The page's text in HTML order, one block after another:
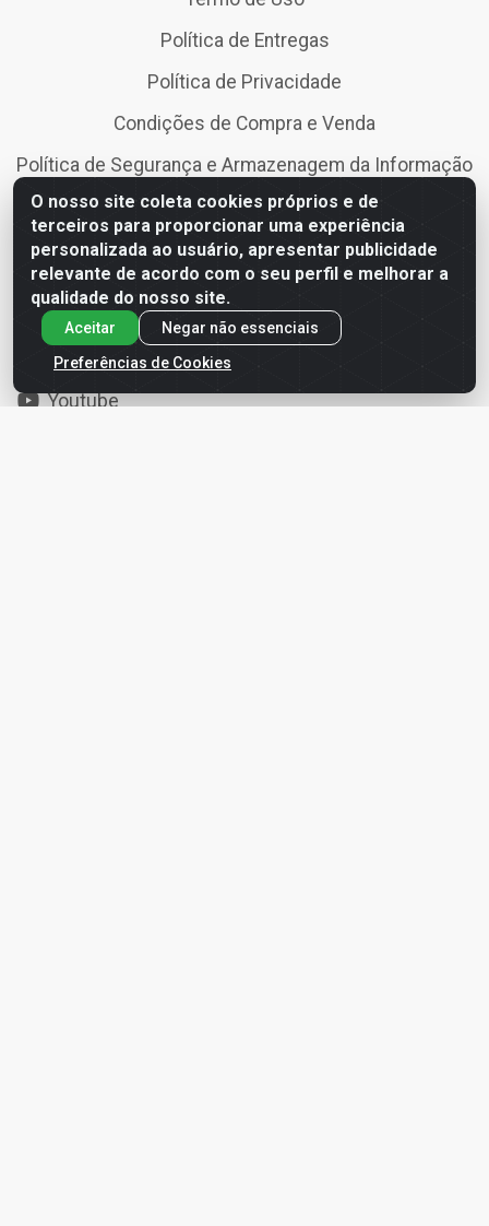
O nosso site coleta cookies próprios e de
terceiros para proporcionar uma experiência
personalizada ao usuário, apresentar publicidade
relevante de acordo com o seu perfil e melhorar a
qualidade do nosso site.
Aceitar
Negar não essenciais
Preferências de Cookies
Política de Entregas
Política de Privacidade
Condições de Compra e Venda
Política de Segurança e Armazenagem da Informação
Política de devolução, troca, arrependimento e
cancelamento
Redes Sociais
Instagram
Facebook
Youtube